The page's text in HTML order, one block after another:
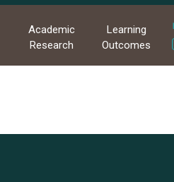
Academic
Research
Learning
Outcomes